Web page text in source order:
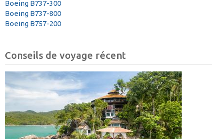
Boeing B737-300
Boeing B737-800
Boeing B757-200
Conseils de voyage récent